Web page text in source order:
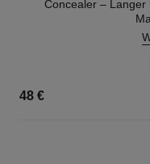
Concealer –
48 €